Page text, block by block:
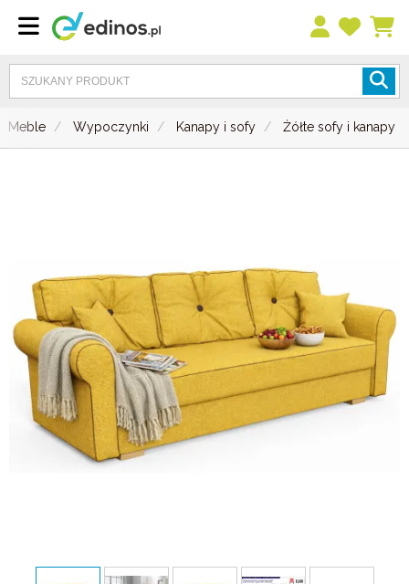
Meble Wypoczynki Kanapy i sofy Żółte sofy i kanapy